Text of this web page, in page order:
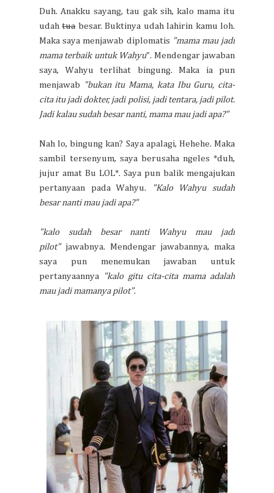
Duh. Anakku sayang, tau gak sih, kalo mama itu
udahtuabesar. Buktinya udah lahirin kamu loh.
Maka saya menjawab diplomatis "mama mau jadi
mama terbaik untuk Wahyu". Mendengar jawaban
saya, Wahyu terlihat bingung. Maka ia pun
menjawab
"bukan itu Mama, kata Ibu Guru, cita-
cita itu jadi dokter, jadi polisi, jadi tentara, jadi pilot.
Jadi kalau sudah besar nanti, mama mau jadi apa?"
Nah lo, bingung kan? Saya apalagi, Hehehe. Maka
sambil tersenyum, saya berusaha ngeles *duh,
jujur amat Bu LOL*. Saya pun balik mengajukan
pertanyaan pada Wahyu.
"Kalo Wahyu sudah
besar nanti mau jadi apa?"
"kalo sudah besar nanti Wahyu mau jadi
pilot"jawabnya. Mendengar jawabannya, maka
saya pun menemukan jawaban untuk
pertanyaannya
"kalo gitu cita-cita mama adalah
mau jadi mamanya pilot".